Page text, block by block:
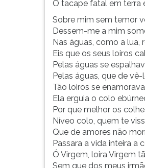
O tacape fatal em terra
Sobre mim sem temor
Dessem-me a mim
Nas águas, como a lua,
Eis que os seus loiros
Pelas águas se
Pelas águas, que de vê-
Tão loiros se
Ela erguia o colo
Por que melhor os
Níveo colo, quem te
Que de amores não
Passara a vida inteira a
Ó Virgem, loira Virgem
Sem que dos meus